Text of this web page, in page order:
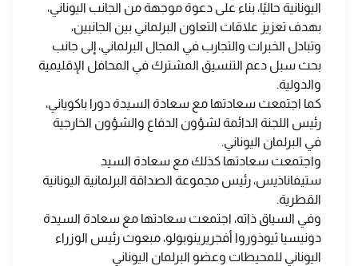
اليونانية حاليًا، بناء على دعوة موجهة من الجانب اليوناني،
بهدف تعزيز علاقات التعاون البرلماني بين الجانبين،
وتبادل الخبرات والتجارب في المجال البرلماني، إلى جانب
بحث سبل دعم التنسيق المشترك في المحافل الإقليمية
والدولية.
كما اجتمعت سعادتها مع سعادة السيدة دورا باكوياني،
رئيس اللجنة الدائمة لشؤون الدفاع والشؤون الخارجية
في البرلمان اليوناني.
واجتمعت سعادتها كذلك مع سعادة السيد
ستيفاناذيس، رئيس مجموعة الصداقة البرلمانية اليونانية
القطرية.
وفي السياق ذاته، اجتمعت سعادتها مع سعادة السيدة
دونيسيا ثيوذوروا أفجريرينوبولو، مبعوث رئيس الوزراء
اليوناني للمحيطات وعضو البرلمان اليوناني